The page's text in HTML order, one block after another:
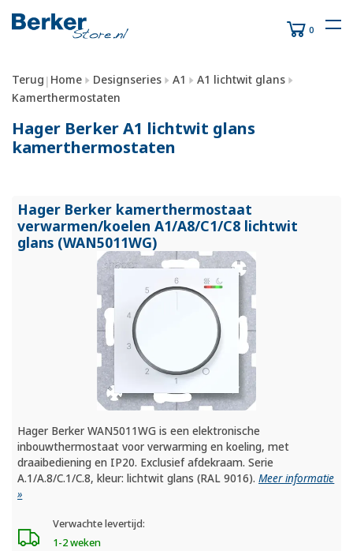
0
Terug | Home Designseries A1
A1 lichtwit glans
Kamerthermostaten
Hager Berker A1 lichtwit glans
kamerthermostaten
Hager Berker kamerthermostaat
verwarmen/koelen A1/A8/C1/C8 lichtwit
glans (WAN5011WG)
Hager Berker WAN5011WG is een elektronische
inbouwthermostaat voor verwarming en koeling, met
draaibediening en IP20. Exclusief afdekraam. Serie
A.1/A.8/C.1/C.8, kleur: lichtwit glans (RAL 9016).Meer informatie
»
Verwachte levertijd:
1-2 weken